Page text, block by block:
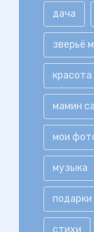
дача
зверьё
красота
мамин
мои
музыка
подарки